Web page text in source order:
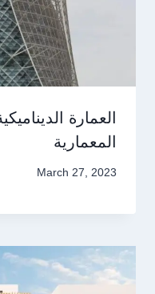
العمارة
المعمارية
March 27, 2023